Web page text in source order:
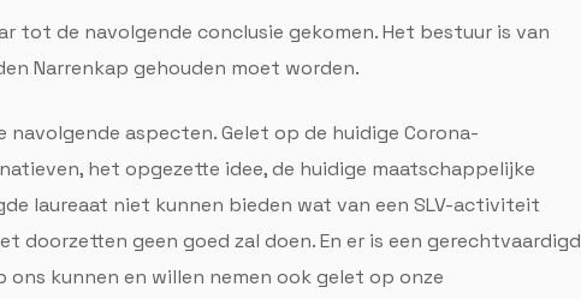
tot de navolgende conclusie gekomen. Het bestuur is van
Narrenkap gehouden moet worden.
navolgende aspecten. Gelet op de huidige Corona-
het opgezette idee, de huidige maatschappelijke
laureaat niet kunnen bieden wat van een SLV-activiteit
doorzetten geen goed zal doen. En er is een gerechtvaardigd
kunnen en willen nemen ook gelet op onze